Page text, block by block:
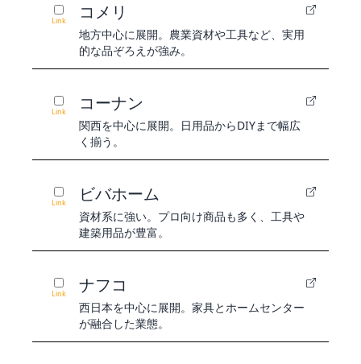
Link コメリ
地方中心に展開。農業資材や工具など、実用
的な品ぞろえが強み。
Link コーナン
関西を中心に展開。日用品からDIYまで幅広
く揃う。
Link ビバホーム
資材系に強い。プロ向け商品も多く、工具や
建築用品が豊富。
Link ナフコ
西日本を中心に展開。家具とホームセンター
が融合した業態。